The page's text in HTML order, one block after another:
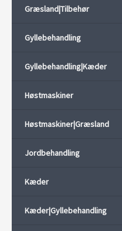
Græsland|Tilbehør
Gyllebehandling
Gyllebehandling|Kæder
Høstmaskiner
Høstmaskiner|Græsland
Jordbehandling
Kæder
Kæder|Gyllebehandling